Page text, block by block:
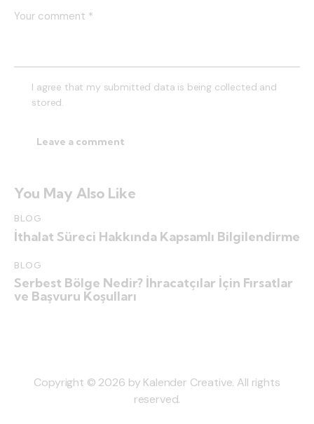
I agree that my submitted data is being collected and
stored.
You May Also Like
BLOG
İthalat Süreci Hakkında Kapsamlı Bilgilendirme
BLOG
Serbest Bölge Nedir? İhracatçılar İçin Fırsatlar
ve Başvuru Koşulları
Copyright © 2026 by Kalender Creative. All rights
reserved.